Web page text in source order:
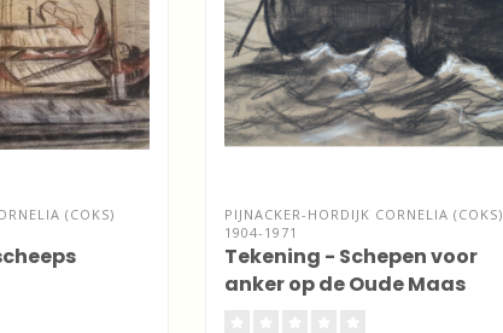
(COKS)
PIJNACKER-HORDIJK CORNELIA (COKS)
1904-1971
Tekening - Schepen voor
anker op de Oude Maas